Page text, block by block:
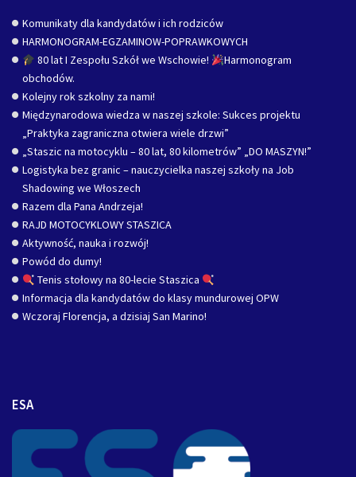
Komunikaty dla kandydatów i ich rodziców
HARMONOGRAM-EGZAMINOW-POPRAWKOWYCH
80 lat I Zespołu Szkół we Wschowie!
Harmonogram
obchodów.
Kolejny rok szkolny za nami!
Międzynarodowa wiedza w naszej szkole: Sukces projektu
„Praktyka zagraniczna otwiera wiele drzwi”
„Staszic na motocyklu – 80 lat, 80 kilometrów” „DO MASZYN!”
Logistyka bez granic – nauczycielka naszej szkoły na Job
Shadowing we Włoszech
Razem dla Pana Andrzeja!
RAJD MOTOCYKLOWY STASZICA
Aktywność, nauka i rozwój!
Powód do dumy!
Tenis stołowy na 80-lecie Staszica
Informacja dla kandydatów do klasy mundurowej OPW
Wczoraj Florencja, a dzisiaj San Marino!
ESA